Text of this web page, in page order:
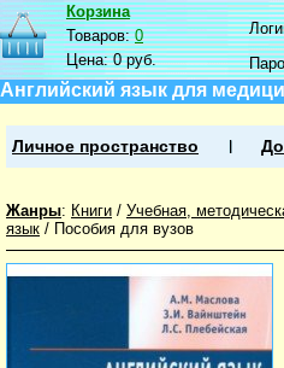
Корзина
Товаров:0
Цена:0 руб.
Английский язык для
Личное пространство
Жанры: Книги / Учебная,
язык / Пособия для вузов